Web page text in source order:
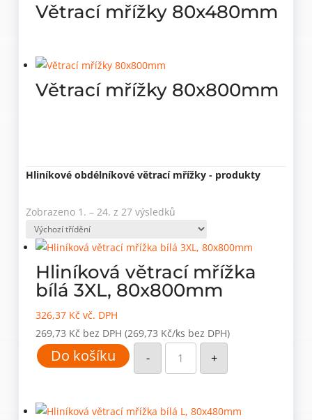
Větrací mřížky 80x480mm
Větrací mřížky 80x800mm
Hliníkové obdélníkové větrací mřížky - produkty
Zobrazeno 1. – 24. z 27 výsledků
Hliníková větrací mřížka
bílá 3XL, 80x800mm
326,37 Kč vč. DPH
269,73 Kč bez DPH (269,73 Kč/ks bez DPH)
Do košíku -
Hliníková
větrací
mřížka
bílá
množství
+